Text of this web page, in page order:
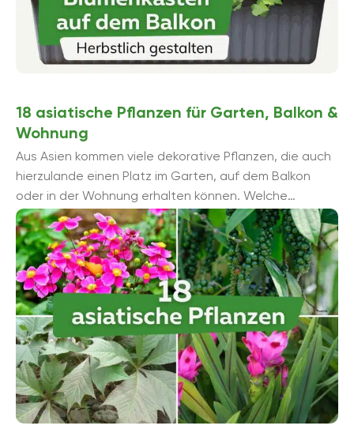
18 asiatische Pflanzen für Garten, Balkon &
Wohnung
Aus Asien kommen viele dekorative Pflanzen, die auch
hierzulande einen Platz im Garten, auf dem Balkon
oder in der Wohnung erhalten können. Welche
asiatischen Pflanzen es gibt und fü...